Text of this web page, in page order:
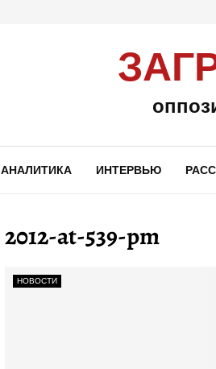
АНАЛИТИКА ИНТЕРВЬЮ
2012-at-539-pm
НОВОСТИ